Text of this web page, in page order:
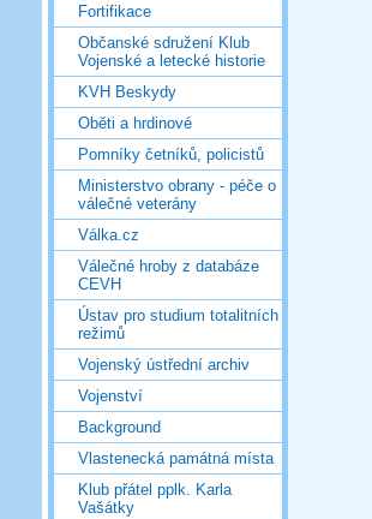
Fortifikace
Občanské sdružení Klub
Vojenské a letecké historie
KVH Beskydy
Oběti a hrdinové
Pomníky četníků, policistů
Ministerstvo obrany - péče o
válečné veterány
Válka.cz
Válečné hroby z databáze
CEVH
Ústav pro studium totalitních
režimů
Vojenský ústřední archiv
Vojenství
Background
Vlastenecká památná místa
Klub přátel pplk. Karla
Vašátky